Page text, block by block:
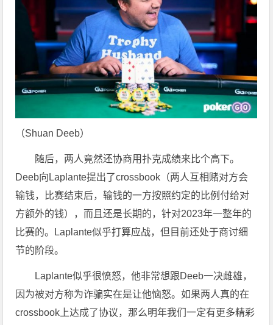
（Shuan Deeb）
随后，两人竟然还协商用扑克成绩来比个高下。
Deeb向Laplante提出了crossbook（两人互相赌对方会
输钱，比赛结束后，输钱的一方按照约定的比例付给对
方额外的钱），而且还是长期的，针对2023年一整年的
比赛的。Laplante似乎打算应战，但目前还处于商讨细
节的阶段。
Laplante似乎很愤怒，他非常想跟Deeb一决雌雄，
因为被对方称为诈骗实在是让他恼怒。如果两人真的在
crossbook上达成了协议，那么明年我们一定有更多精彩